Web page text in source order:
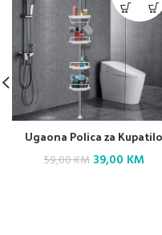
Ugaona Polica za Kupatilo
59,00KM Original
39,00 KM